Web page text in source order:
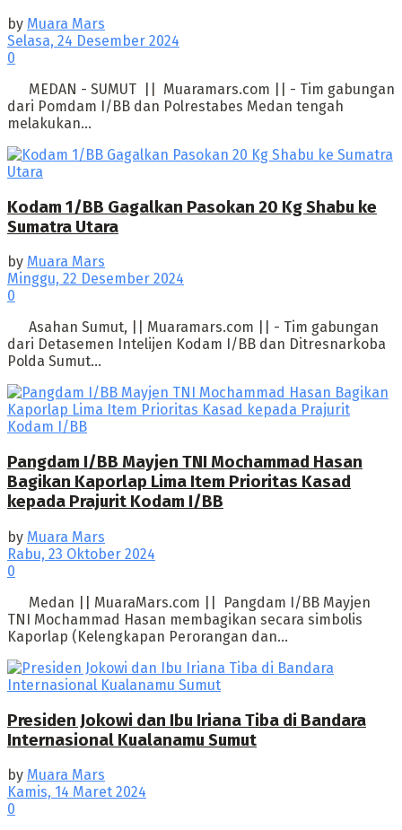
by Muara Mars
Selasa, 24 Desember 2024
0
MEDAN - SUMUT || Muaramars.com || - Tim gabungan
dari Pomdam I/BB dan Polrestabes Medan tengah
melakukan...
Kodam 1/BB Gagalkan Pasokan 20 Kg Shabu ke
Sumatra Utara
by Muara Mars
Minggu, 22 Desember 2024
0
Asahan Sumut, || Muaramars.com || - Tim gabungan
dari Detasemen Intelijen Kodam I/BB dan Ditresnarkoba
Polda Sumut...
Pangdam I/BB Mayjen TNI Mochammad Hasan
Bagikan Kaporlap Lima Item Prioritas Kasad
kepada Prajurit Kodam I/BB
by Muara Mars
Rabu, 23 Oktober 2024
0
Medan || MuaraMars.com || Pangdam I/BB Mayjen
TNI Mochammad Hasan membagikan secara simbolis
Kaporlap (Kelengkapan Perorangan dan...
Presiden Jokowi dan Ibu Iriana Tiba di Bandara
Internasional Kualanamu Sumut
by Muara Mars
Kamis, 14 Maret 2024
0